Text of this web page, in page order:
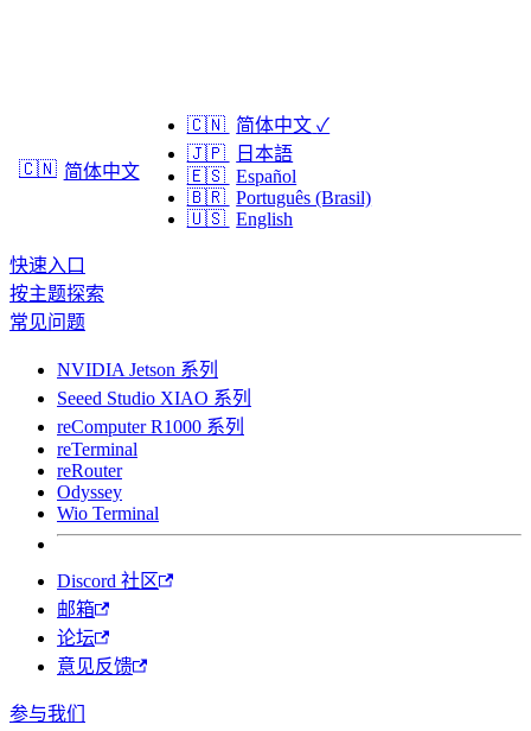
🇨🇳 简体中文
🇨🇳 简体中文 ✓
🇯🇵
日本語
🇪🇸 Español
🇧🇷 Português (Brasil)
🇺🇸 English
快速入口
按主题探索
常见问题
NVIDIA Jetson 系列
Seeed Studio XIAO 系列
reComputer R1000 系列
reTerminal
reRouter
Odyssey
Wio Terminal
Discord 社区
邮箱
论坛
意见反馈
参与我们